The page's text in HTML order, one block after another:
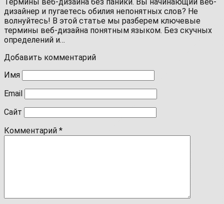
Термины веб-дизайна без паники. Вы начинающий веб-
дизайнер и пугаетесь обилия непонятных слов? Не
волнуйтесь! В этой статье мы разберем ключевые
термины веб-дизайна понятным языком. Без скучных
определений и…
Добавить комментарий
Имя
Email
Сайт
Комментарий *